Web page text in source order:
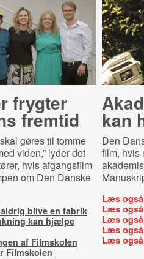
frygter
fremtid
gøres til tomme
viden,” lyder det
hvis afgangsfilm
om Den Danske
blive en fabrik
kan hjælpe
af Filmskolen
Filmskolen
kan
Den
film, hvis
Læs
Læs
Læs
Læs
Læs